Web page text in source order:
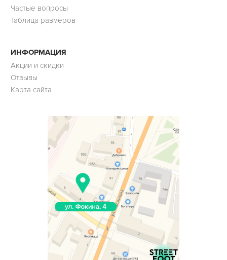
Частые вопросы
Таблица размеров
ИНФОРМАЦИЯ
Акции и скидки
Отзывы
Карта сайта